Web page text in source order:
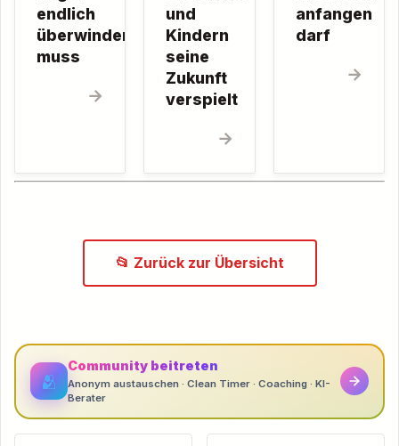
endlich
überwinden
muss
→
und
Kindern
seine
Zukunft
verspielt
→
anfangen
darf
→
📂 Zurück zur Übersicht
🫂
Community beitreten
Anonym austauschen · Clean Timer · Coaching · KI-
Berater